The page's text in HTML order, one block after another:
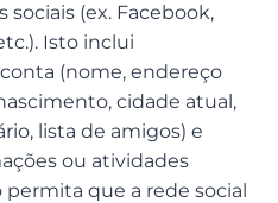
(ex. Facebook,
Isto inclui
(nome, endereço
cidade atual,
lista de amigos) e
ou atividades
que a rede social